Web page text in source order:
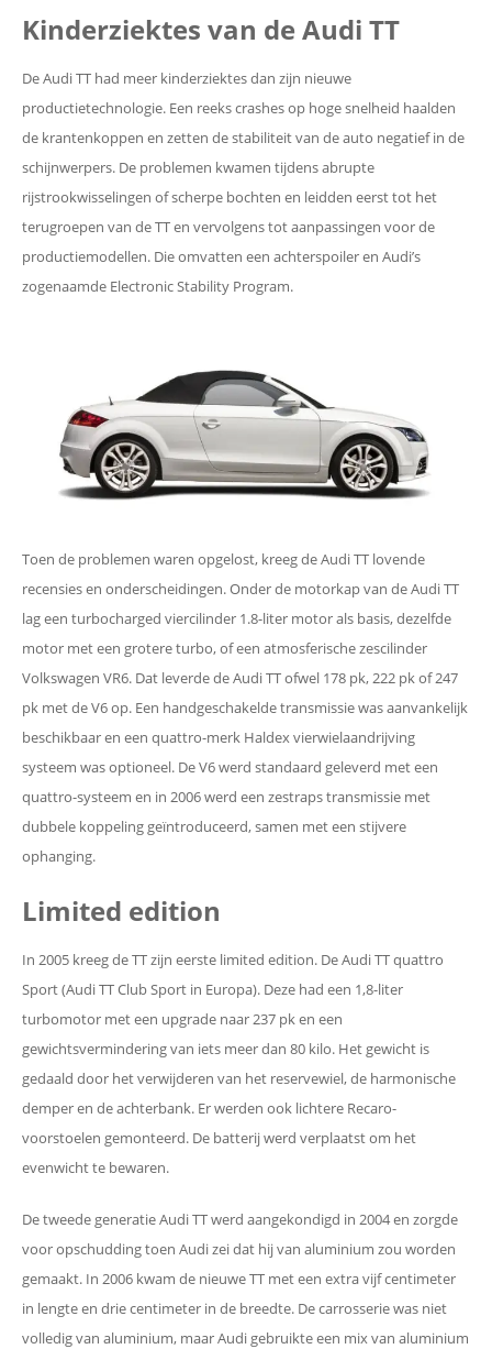
Kinderziektes van de Audi TT
De Audi TT had meer kinderziektes dan zijn nieuwe
productietechnologie. Een reeks crashes op hoge snelheid haalden
de krantenkoppen en zetten de stabiliteit van de auto negatief in de
schijnwerpers. De problemen kwamen tijdens abrupte
rijstrookwisselingen of scherpe bochten en leidden eerst tot het
terugroepen van de TT en vervolgens tot aanpassingen voor de
productiemodellen. Die omvatten een achterspoiler en Audi’s
zogenaamde Electronic Stability Program.
Toen de problemen waren opgelost, kreeg de Audi TT lovende
recensies en onderscheidingen. Onder de motorkap van de Audi TT
lag een turbocharged viercilinder 1.8-liter motor als basis, dezelfde
motor met een grotere turbo, of een atmosferische zescilinder
Volkswagen VR6. Dat leverde de Audi TT ofwel 178 pk, 222 pk of 247
pk met de V6 op. Een handgeschakelde transmissie was aanvankelijk
beschikbaar en een quattro-merk Haldex vierwielaandrijving
systeem was optioneel. De V6 werd standaard geleverd met een
quattro-systeem en in 2006 werd een zestraps transmissie met
dubbele koppeling geïntroduceerd, samen met een stijvere
ophanging.
Limited edition
In 2005 kreeg de TT zijn eerste limited edition. De Audi TT quattro
Sport (Audi TT Club Sport in Europa). Deze had een 1,8-liter
turbomotor met een upgrade naar 237 pk en een
gewichtsvermindering van iets meer dan 80 kilo. Het gewicht is
gedaald door het verwijderen van het reservewiel, de harmonische
demper en de achterbank. Er werden ook lichtere Recaro-
voorstoelen gemonteerd. De batterij werd verplaatst om het
evenwicht te bewaren.
De tweede generatie Audi TT werd aangekondigd in 2004 en zorgde
voor opschudding toen Audi zei dat hij van aluminium zou worden
gemaakt. In 2006 kwam de nieuwe TT met een extra vijf centimeter
in lengte en drie centimeter in de breedte. De carrosserie was niet
volledig van aluminium, maar Audi gebruikte een mix van aluminium